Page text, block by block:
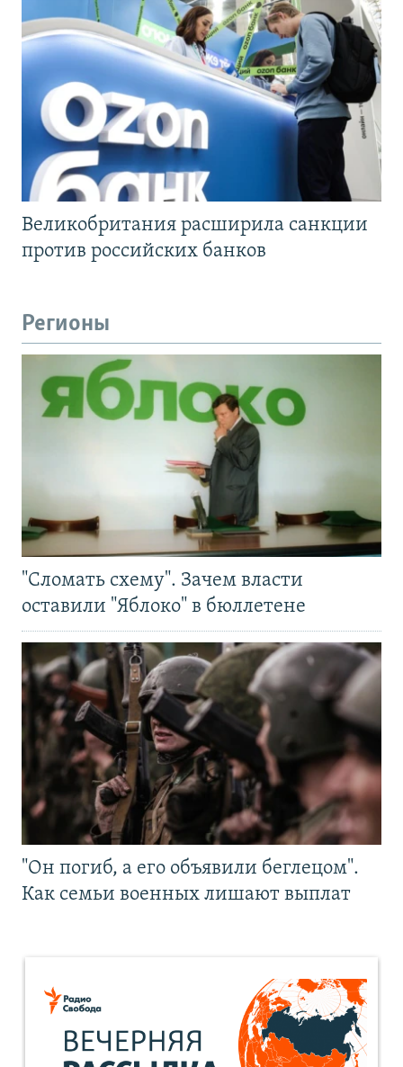
Великобритания расширила санкции
против российских банков
Регионы
"Сломать схему". Зачем власти
оставили "Яблоко" в бюллетене
"Он погиб, а его объявили беглецом".
Как семьи военных лишают выплат